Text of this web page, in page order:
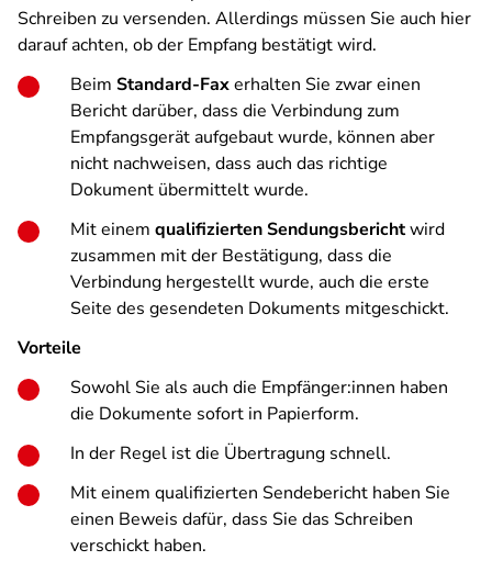
Schreiben zu versenden. Allerdings müssen Sie auch hier
darauf achten, ob der Empfang bestätigt wird.
Beim Standard-Faxerhalten Sie zwar einen
Bericht darüber, dass die Verbindung zum
Empfangsgerät aufgebaut wurde, können aber
nicht nachweisen, dass auch das richtige
Dokument übermittelt wurde.
Mit einem qualifizierten Sendungsberichtwird
zusammen mit der Bestätigung, dass die
Verbindung hergestellt wurde, auch die erste
Seite des gesendeten Dokuments mitgeschickt.
Vorteile
Sowohl Sie als auch die Empfänger:innen haben
die Dokumente sofort in Papierform.
In der Regel ist die Übertragung schnell.
Mit einem qualifizierten Sendebericht haben Sie
einen Beweis dafür, dass Sie das Schreiben
verschickt haben.